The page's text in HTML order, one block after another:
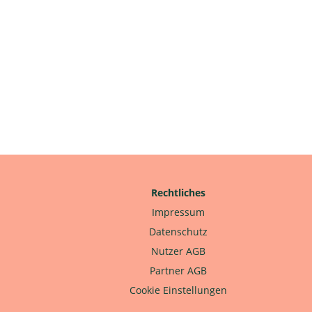
Rechtliches
Impressum
Datenschutz
Nutzer AGB
Partner AGB
Cookie Einstellungen